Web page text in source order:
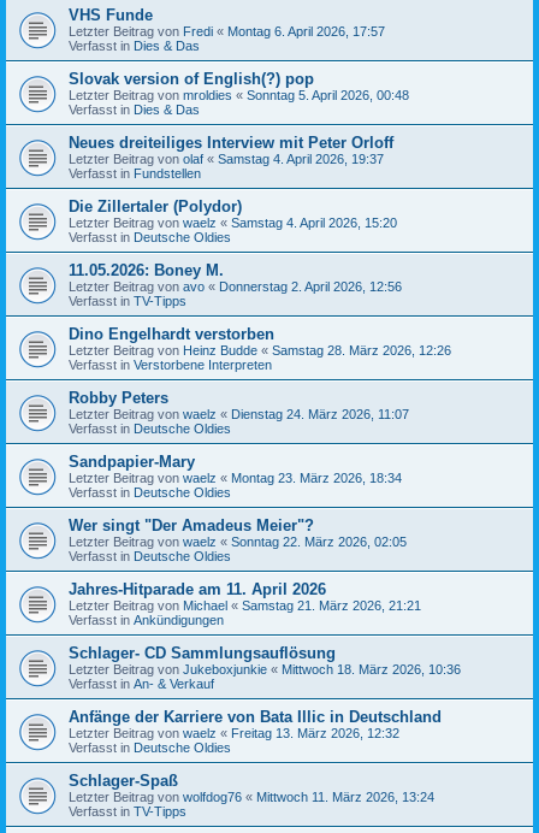
VHS Funde
Letzter Beitrag von Fredi « Montag 6. April 2026, 17:57
Verfasst in Dies & Das
Slovak version of English(?) pop
Letzter Beitrag von mroldies « Sonntag 5. April 2026, 00:48
Verfasst in Dies & Das
Neues dreiteiliges Interview mit Peter Orloff
Letzter Beitrag von olaf « Samstag 4. April 2026, 19:37
Verfasst in Fundstellen
Die Zillertaler (Polydor)
Letzter Beitrag von waelz « Samstag 4. April 2026, 15:20
Verfasst in Deutsche Oldies
11.05.2026: Boney M.
Letzter Beitrag von avo « Donnerstag 2. April 2026, 12:56
Verfasst in TV-Tipps
Dino Engelhardt verstorben
Letzter Beitrag von Heinz Budde « Samstag 28. März 2026, 12:26
Verfasst in Verstorbene Interpreten
Robby Peters
Letzter Beitrag von waelz « Dienstag 24. März 2026, 11:07
Verfasst in Deutsche Oldies
Sandpapier-Mary
Letzter Beitrag von waelz « Montag 23. März 2026, 18:34
Verfasst in Deutsche Oldies
Wer singt "Der Amadeus Meier"?
Letzter Beitrag von waelz « Sonntag 22. März 2026, 02:05
Verfasst in Deutsche Oldies
Jahres-Hitparade am 11. April 2026
Letzter Beitrag von Michael « Samstag 21. März 2026, 21:21
Verfasst in Ankündigungen
Schlager- CD Sammlungsauflösung
Letzter Beitrag von Jukeboxjunkie « Mittwoch 18. März 2026, 10:36
Verfasst in An- & Verkauf
Anfänge der Karriere von Bata Illic in Deutschland
Letzter Beitrag von waelz « Freitag 13. März 2026, 12:32
Verfasst in Deutsche Oldies
Schlager-Spaß
Letzter Beitrag von wolfdog76 « Mittwoch 11. März 2026, 13:24
Verfasst in TV-Tipps